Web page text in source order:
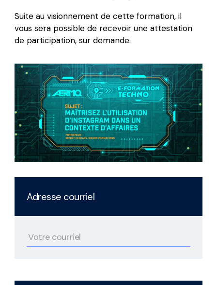
Suite au visionnement de cette formation, il
vous sera possible de recevoir une attestation
de participation, sur demande.
Adresse courriel